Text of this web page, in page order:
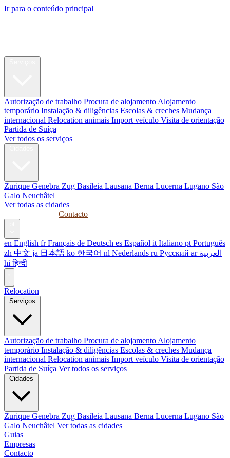
Ir para o conteúdo principal
Autorização de trabalho Procura de alojamento Alojamento
temporário Instalação & diligências Escolas & creches Mudança
internacional Relocation animais Import veículo Visita de orientação
Partida de Suíça
Ver todos os serviços
Zurique Genebra Zug Basileia Lausana Berna Lucerna Lugano São
Galo Neuchâtel
Ver todas as cidades
Contacto
en English fr Français de Deutsch es Español it Italiano pt Português
zh 中文 ja 日本語 ko 한국어 nl Nederlands ru Русский ar العربية
hi हिन्दी
Relocation
Serviços
Autorização de trabalho Procura de alojamento Alojamento
temporário Instalação & diligências Escolas & creches Mudança
internacional Relocation animais Import veículo Visita de orientação
Partida de Suíça Ver todos os serviços
Cidades
Zurique Genebra Zug Basileia Lausana Berna Lucerna Lugano São
Galo Neuchâtel Ver todas as cidades
Guias
Empresas
Contacto